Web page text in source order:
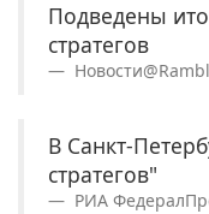
Подведены
стратегов
В Санкт-
стратегов"
РИА